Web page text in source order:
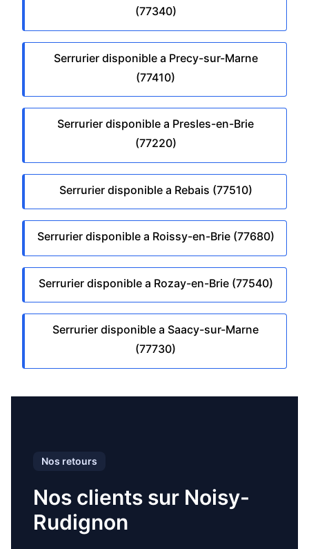
(77340)
Serrurier disponible a Precy-sur-Marne
(77410)
Serrurier disponible a Presles-en-Brie
(77220)
Serrurier disponible a Rebais (77510)
Serrurier disponible a Roissy-en-Brie (77680)
Serrurier disponible a Rozay-en-Brie (77540)
Serrurier disponible a Saacy-sur-Marne
(77730)
Nos retours
Nos clients sur Noisy-
Rudignon